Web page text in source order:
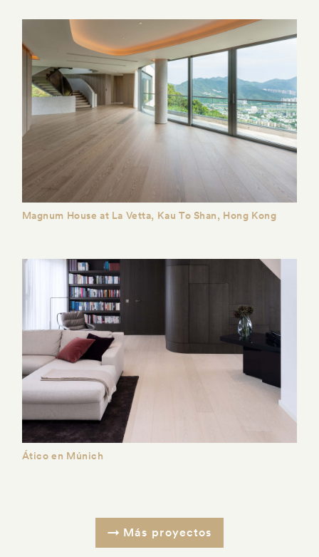
Magnum House at La Vetta, Kau To Shan, Hong Kong
Ático en Múnich
Más proyectos